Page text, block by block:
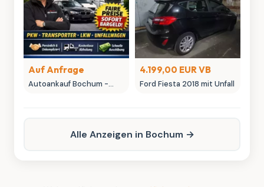
Auf Anfrage
Autoankauf Bochum -
4.199,00 EUR VB
Ford Fiesta 2018 mit Unfall
Alle Anzeigen in Bochum →